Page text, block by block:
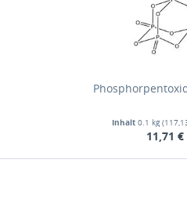
Inhalt 0.1 kg
11,71